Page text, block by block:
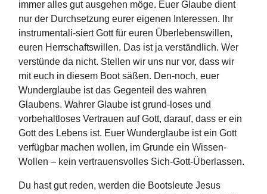
immer alles gut ausgehen möge. Euer Glaube dient
nur der Durchsetzung eurer eigenen Interessen. Ihr
instrumentali-siert Gott für euren Überlebenswillen,
euren Herrschaftswillen. Das ist ja verständlich. Wer
verstünde da nicht. Stellen wir uns nur vor, dass wir
mit euch in diesem Boot säßen. Den-noch, euer
Wunderglaube ist das Gegenteil des wahren
Glaubens. Wahrer Glaube ist grund-loses und
vorbehaltloses Vertrauen auf Gott, darauf, dass er ein
Gott des Lebens ist. Euer Wunderglaube ist ein Gott
verfügbar machen wollen, im Grunde ein Wissen-
Wollen – kein vertrauensvolles Sich-Gott-Überlassen.
Du hast gut reden, werden die Bootsleute Jesus